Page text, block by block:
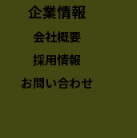
企業情報
会社概要
採用情報
お問い合わせ